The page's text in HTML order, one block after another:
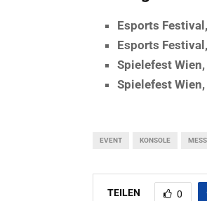
Esports
Esports
Spielefest
Spielefest
EVENT KONSOLE
TEILEN 0